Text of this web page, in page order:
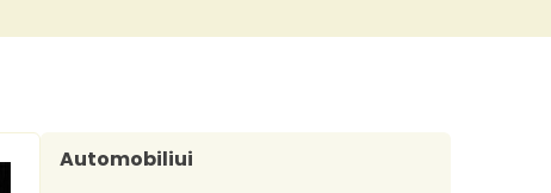
Automobiliui